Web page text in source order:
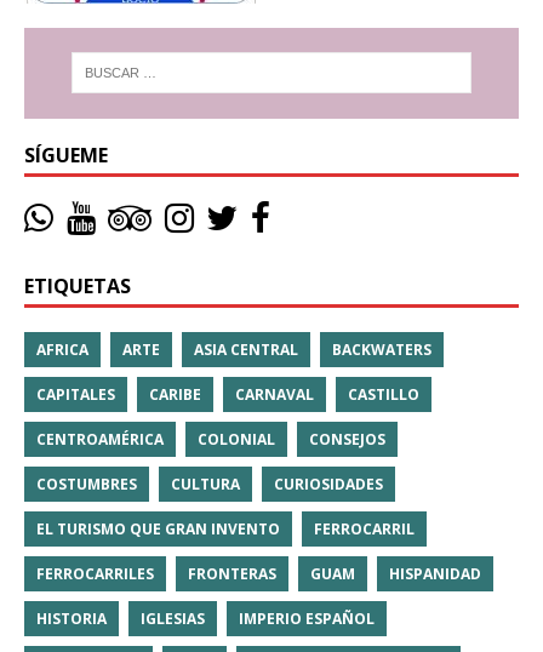
SÍGUEME
ETIQUETAS
AFRICA ARTE ASIA CENTRAL BACKWATERS
CAPITALES CARIBE CARNAVAL CASTILLO
CENTROAMÉRICA COLONIAL CONSEJOS
COSTUMBRES CULTURA CURIOSIDADES
EL TURISMO QUE GRAN INVENTO FERROCARRIL
FERROCARRILES FRONTERAS GUAM HISPANIDAD
HISTORIA IGLESIAS IMPERIO ESPAÑOL